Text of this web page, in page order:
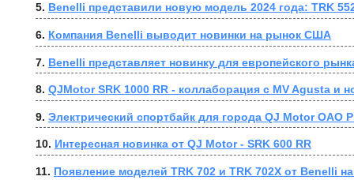
5. Benelli представили новую модель 2024 года: TRK
6. Компания Benelli выводит новинки на рынок США
7. Benelli представляет новинку для европейского
8. QJMotor SRK 1000 RR - коллаборация с MV Agusta и
9. Электрический спортбайк для города QJ Motor OAO
10. Интересная новинка от QJ Motor - SRK 600 RR
11. Появление моделей TRK 702 и TRK 702X от Benelli